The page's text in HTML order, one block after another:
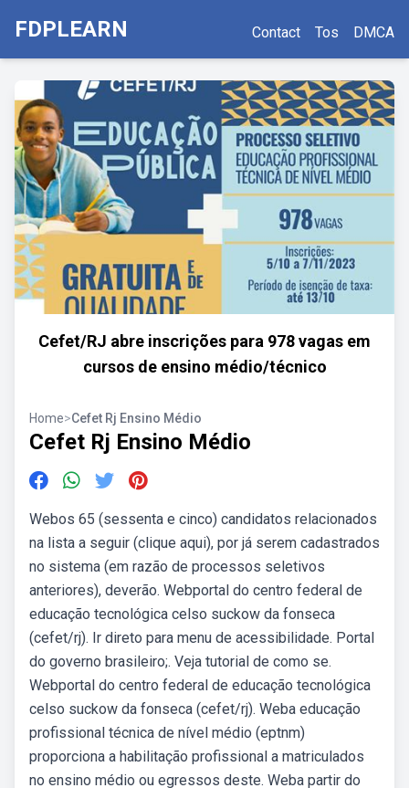
FDPLEARN Contact Tos DMCA
Cefet/RJ abre inscrições para 978 vagas em
cursos de ensino médio/técnico
Home>Cefet Rj Ensino Médio
Cefet Rj Ensino Médio
Webos 65 (sessenta e cinco) candidatos relacionados
na lista a seguir (clique aqui), por já serem cadastrados
no sistema (em razão de processos seletivos
anteriores), deverão. Webportal do centro federal de
educação tecnológica celso suckow da fonseca
(cefet/rj). Ir direto para menu de acessibilidade. Portal
do governo brasileiro;. Veja tutorial de como se.
Webportal do centro federal de educação tecnológica
celso suckow da fonseca (cefet/rj). Weba educação
profissional técnica de nível médio (eptnm)
proporciona a habilitação profissional a matriculados
no ensino médio ou egressos deste. Weba partir do